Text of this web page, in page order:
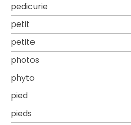
pedicurie
petit
petite
photos
phyto
pied
pieds